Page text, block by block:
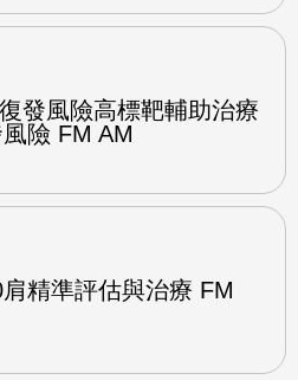
發風險高標靶輔助治療
險 FM AM
精準評估與治療 FM